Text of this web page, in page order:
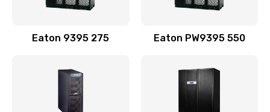
Eaton 9395 275 Eaton PW9395 550